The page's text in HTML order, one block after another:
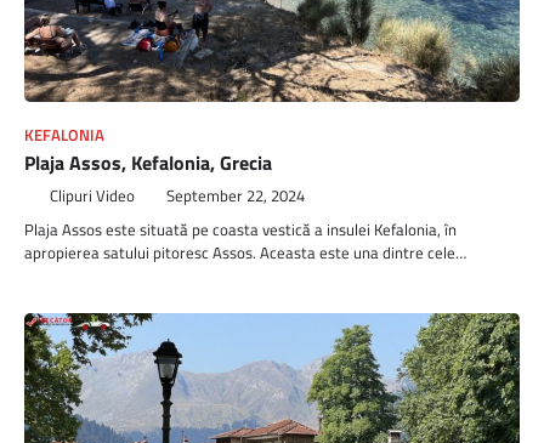
KEFALONIA
Plaja Assos, Kefalonia, Grecia
Clipuri Video September 22, 2024
Plaja Assos este situată pe coasta vestică a insulei Kefalonia, în
apropierea satului pitoresc Assos. Aceasta este una dintre cele…